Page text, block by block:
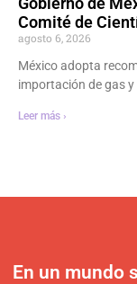
Comité de
agosto 6, 2026
México adopta
importación de gas
Leer más ›
En un mundo